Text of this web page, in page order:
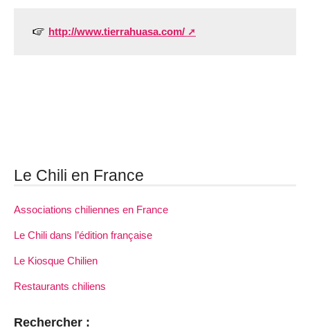
http://www.tierrahuasa.com/
Le Chili en France
Associations chiliennes en France
Le Chili dans l’édition française
Le Kiosque Chilien
Restaurants chiliens
Rechercher :